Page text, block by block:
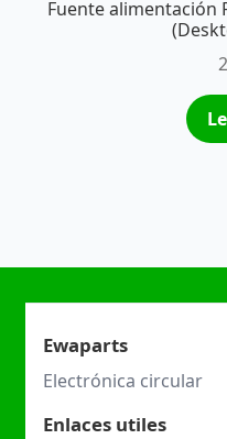
Fuente alimentación
Ewaparts
Electrónica circular
Enlaces utiles